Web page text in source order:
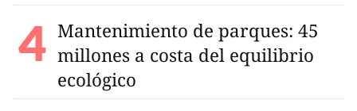
Mantenimiento de parques: 45
millones a costa del equilibrio
ecológico